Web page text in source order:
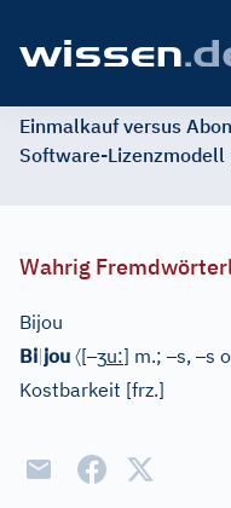
Einmalkauf versus
Software-Lizenzmodell
Wahrig
Bijou
Bi|jou 〈[–ʒu:] m.;–s,–s
Kostbarkeit [frz.]